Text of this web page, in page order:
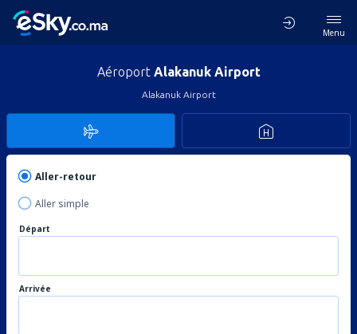
Menu
Aéroport Alakanuk Airport
Alakanuk Airport
Aller-retour
Aller simple
Départ
Arrivée